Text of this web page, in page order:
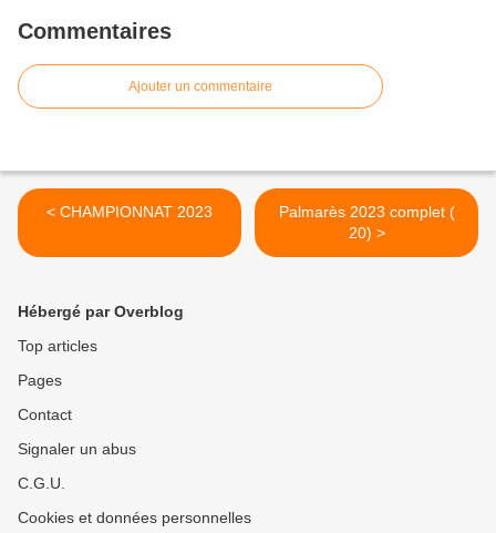
Commentaires
Ajouter un commentaire
< CHAMPIONNAT 2023
Palmarès 2023 complet (
20) >
Hébergé par Overblog
Top articles
Pages
Contact
Signaler un abus
C.G.U.
Cookies et données personnelles